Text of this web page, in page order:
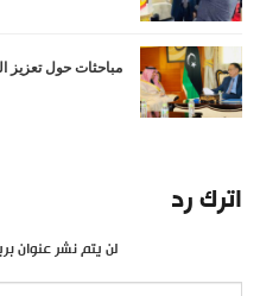
مباحثات حول تعزيز
اترك رد
لن يتم نشر عنوان